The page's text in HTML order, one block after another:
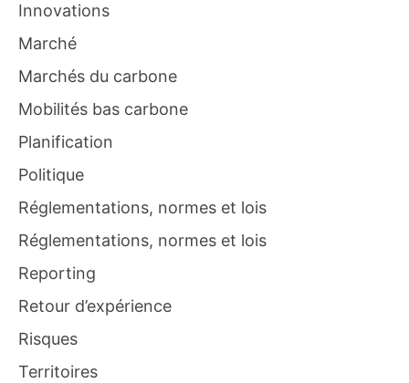
Innovations
Marché
Marchés du carbone
Mobilités bas carbone
Planification
Politique
Réglementations, normes et lois
Réglementations, normes et lois
Reporting
Retour d’expérience
Risques
Territoires